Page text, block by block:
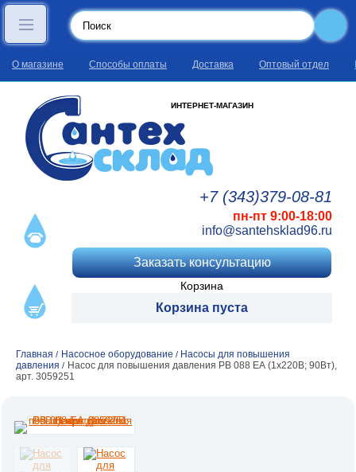
О магазине Способы оплаты Доставка Оптовый отдел
ИНТЕРНЕТ-МАГАЗИН
+7 (343)379-08-81
пн-пт 9:00-18:00
info@santehsklad96.ru
Заказать консультацию
Корзина
Корзина пуста
Главная / Насосное оборудование / Насосы для повышения
давления / Насос для повышения давления РВ 088 ЕА (1х220В; 90Вт),
арт. 3059251